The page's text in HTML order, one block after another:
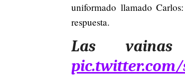
uniformado llamado Carlos:
respuesta.
Las
pic.twitter.com/